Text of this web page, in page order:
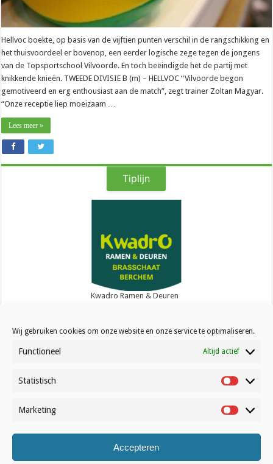
Wij gebruiken cookies om onze website en onze service te optimaliseren.
Functioneel Altijd actief
Statistisch Statistisch
Marketing
Accepteren
Hellvoc boekte, op basis van de vijftien punten verschil in de rangschikking en
het thuisvoordeel er bovenop, een eerder logische zege tegen de jongens
van de Topsportschool Vilvoorde. En toch beëindigde het de partij met
knikkende knieën. TWEEDE DIVISIE B (m) – HELLVOC “Vilvoorde begon
gemotiveerd en erg enthousiast aan de match”, zegt trainer Zoltan Magyar.
“Onze receptie liep moeizaam …
Lees meer »
Tiplijn
Kwadro Ramen & Deuren
Contact
© Volleynews.be2026